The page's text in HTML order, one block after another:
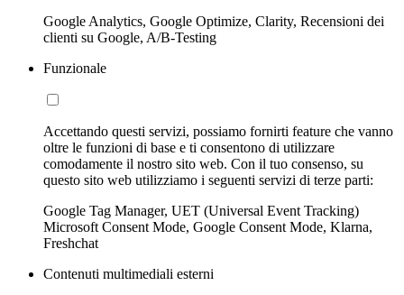
Google Analytics, Google Optimize, Clarity, Recensioni dei
clienti su Google, A/B-Testing
Funzionale
Accettando questi servizi, possiamo fornirti feature che vanno
oltre le funzioni di base e ti consentono di utilizzare
comodamente il nostro sito web. Con il tuo consenso, su
questo sito web utilizziamo i seguenti servizi di terze parti:
Google Tag Manager, UET (Universal Event Tracking)
Microsoft Consent Mode, Google Consent Mode, Klarna,
Freshchat
Contenuti multimediali esterni